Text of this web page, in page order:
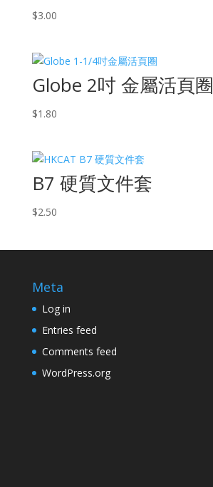
$3.00
Globe 2吋 金屬活頁圈
$1.80
B7 硬質文件套
$2.50
Meta
Log in
Entries feed
Comments feed
WordPress.org